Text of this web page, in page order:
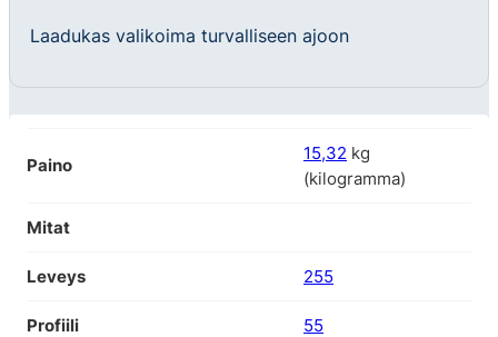
Laadukas valikoima turvalliseen ajoon
Paino
15,32 kg
(kilogramma)
Mitat
Leveys 255
Profiili 55